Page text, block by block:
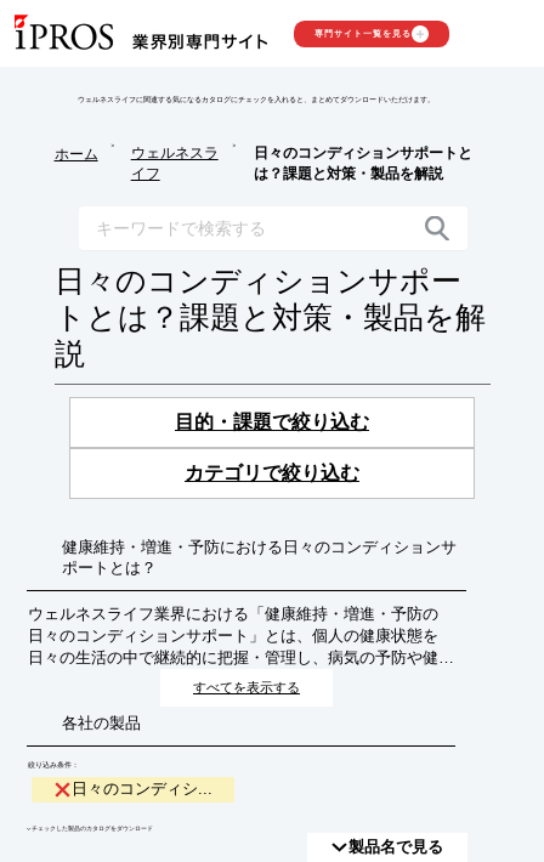
専門サイト一覧を見る
ウェルネスライフに関連する気になるカタログにチェックを入れると、まとめてダウンロードいただけます。
ホーム
>
ウェルネスラ
イフ
>
日々のコンディションサポートと
は？課題と対策・製品を解説
日々のコンディションサポー
トとは？課題と対策・製品を解
説
目的・課題で絞り込む
カテゴリで絞り込む
健康維持・増進・予防における日々のコンディションサ
ポートとは？
ウェルネスライフ業界における「健康維持・増進・予防の
日々のコンディションサポート」とは、個人の健康状態を
日々の生活の中で継続的に把握・管理し、病気の予防や健康
寿命の延伸を目指すための包括的なサービスや製品群を指し
ます。単に病気を治療するのではなく、積極的に健康を育
み、より質の高い生活を送るための支援を提供します。
すべてを表示する
各社の製品
絞り込み条件：
日々のコンディシ...
​▼チェックした製品のカタログをダウンロード
製品名で見る